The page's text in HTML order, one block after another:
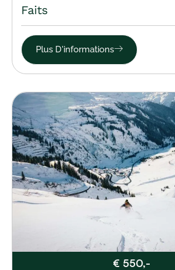
Faits
Plus D'informations
€ 550,-